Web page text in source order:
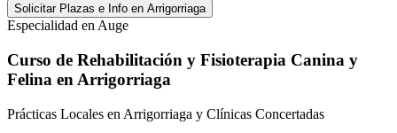
Solicitar Plazas e Info en Arrigorriaga
Especialidad en Auge
Curso de Rehabilitación y Fisioterapia Canina y
Felina en Arrigorriaga
Prácticas Locales en Arrigorriaga y Clínicas Concertadas